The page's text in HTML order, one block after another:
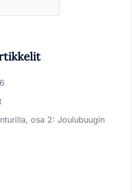
osa 2: Joulubuugin